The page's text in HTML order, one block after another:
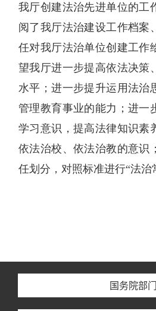
我厅创建法治先进单位的工
阅了我厅法治建设工作档案
任对我厅法治单位创建工作
望我厅进一步提高依法决策
水平；进一步提升运用法治
管理教育事业的能力；进一
学习意识，提高法律知识素
依法治校、依法治教的意识
任划分，对照标准进行“法治
国务院部门